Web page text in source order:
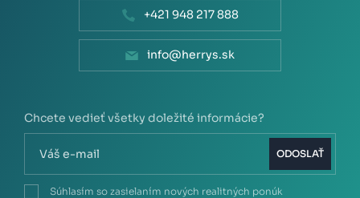
+421 948 217 888
info@herrys.sk
Chcete vedieť všetky doležité informácie?
ODOSLAŤ
Súhlasím so zasielaním nových realitných ponúk